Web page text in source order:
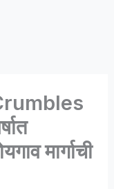
मार्गाची